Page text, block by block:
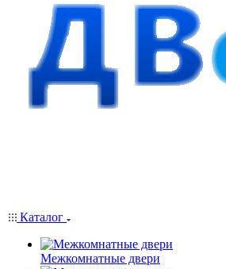
Каталог
Межкомнатные двери